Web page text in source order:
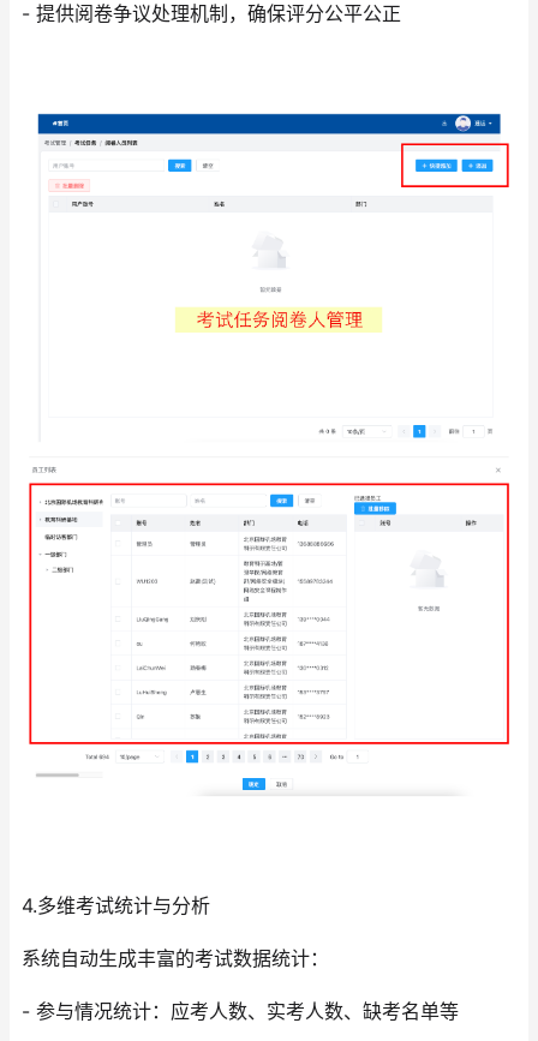
- 提供阅卷争议处理机制，确保评分公平公正
4.多维考试统计与分析
系统自动生成丰富的考试数据统计：
- 参与情况统计：应考人数、实考人数、缺考名单等